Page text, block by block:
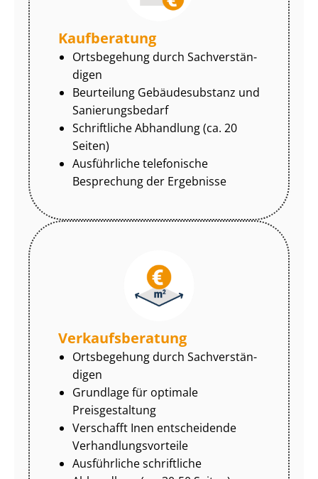
Kaufberatung
Ortsbegehung durch Sach­ver­stän­
di­gen
Beurteilung Gebäudesubstanz und
Sa­nie­rungs­be­darf
Schriftliche Abhandlung (ca. 20
Seiten)
Ausführliche telefonische
Besprechung der Ergebnisse
Ver­kaufs­be­ra­tung
Ortsbegehung durch Sach­ver­stän­
di­gen
Grundlage für optimale
Preisgestaltung
Verschafft Inen entscheidende
Ver­hand­lungs­vor­tei­le
Ausführliche schriftliche